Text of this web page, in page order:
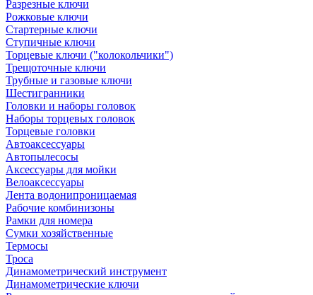
Разрезные ключи
Рожковые ключи
Стартерные ключи
Ступичные ключи
Торцевые ключи ("колокольчики")
Трещоточные ключи
Трубные и газовые ключи
Шестигранники
Головки и наборы головок
Наборы торцевых головок
Торцевые головки
Автоаксессуары
Автопылесосы
Аксессуары для мойки
Велоаксессуары
Лента водонипроницаемая
Рабочие комбинизоны
Рамки для номера
Сумки хозяйственные
Термосы
Троса
Динамометрический инструмент
Динамометрические ключи